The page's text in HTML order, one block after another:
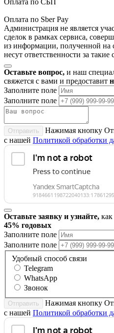
Оплата по СБП
Оплата по Sber Pay
Администрация не является
сделок в рамках сервиса,
из информации, полученной на
несут ответственности за такие
Оставьте вопрос, и наш
свяжется с вами и предоставит
Заполните поле
Заполните поле
Отправить
Нажимая кнопку
с нашей Политикой обработки
Оставьте заявку и узнайте,
45% годовых
Заполните поле
Заполните поле
Удобный способ связи
Telegram
WhatsApp
Звонок
Отправить
Нажимая кнопку
с нашей Политикой обработки